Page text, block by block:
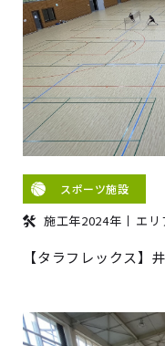
スポーツ施設
施工年2024年 エリ
【タラフレックス】